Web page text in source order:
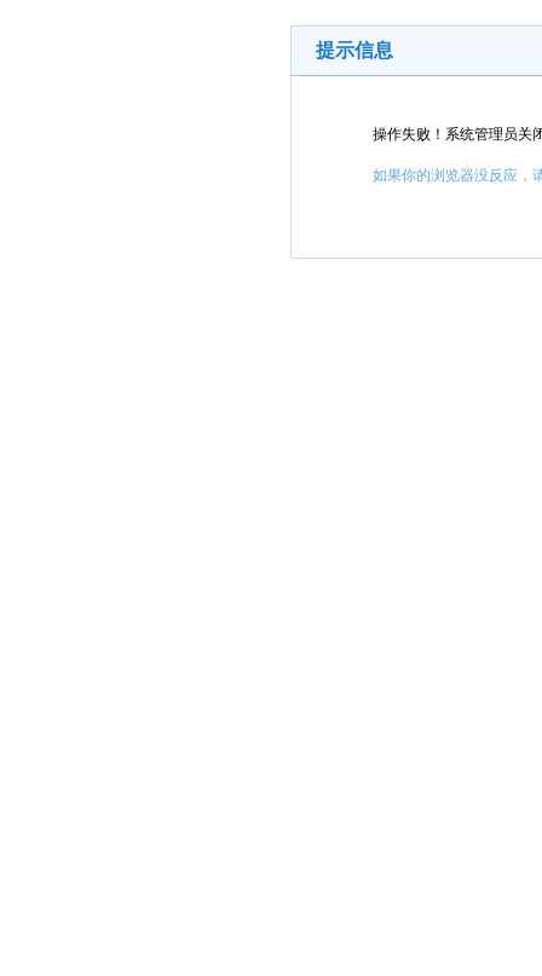
提示信息
操作失败！系统管理员关
如果你的浏览器没反应，